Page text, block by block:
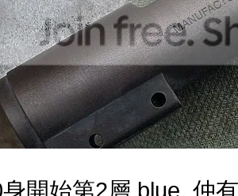
開始第2層 blue, 仲